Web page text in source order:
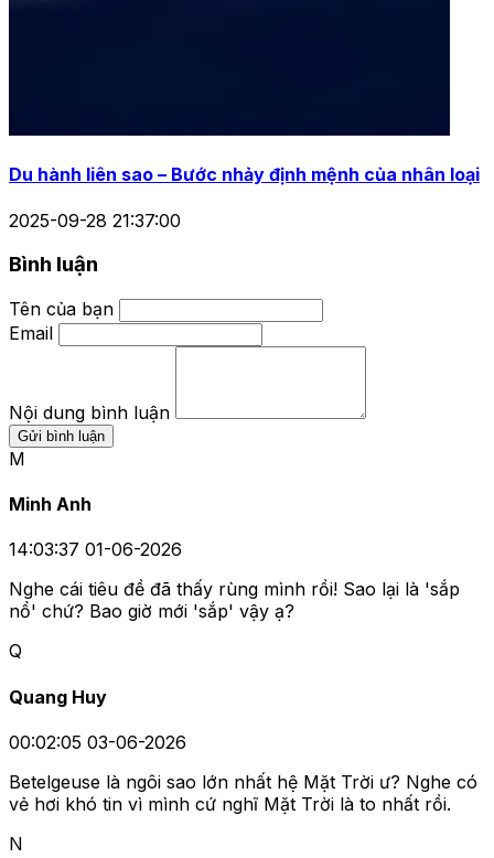
Du hành liên sao – Bước nhảy định mệnh của nhân loại
2025-09-28 21:37:00
Bình luận
Tên của bạn
Email
Nội dung bình luận
Gửi bình luận
M
Minh Anh
14:03:37 01-06-2026
Nghe cái tiêu đề đã thấy rùng mình rồi! Sao lại là 'sắp
nổ' chứ? Bao giờ mới 'sắp' vậy ạ?
Q
Quang Huy
00:02:05 03-06-2026
Betelgeuse là ngôi sao lớn nhất hệ Mặt Trời ư? Nghe có
vẻ hơi khó tin vì mình cứ nghĩ Mặt Trời là to nhất rồi.
N